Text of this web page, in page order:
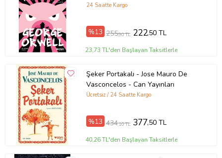
24 Saatte Kargo
%13 255,90 TL 222,50 TL
23,73 TL'den Başlayan Taksitlerle
Şeker Portakalı - Jose Mauro De
Vasconcelos - Can Yayınları
Ücretsiz / 24 Saatte Kargo
%13 434,10 TL 377,50 TL
40,26 TL'den Başlayan Taksitlerle